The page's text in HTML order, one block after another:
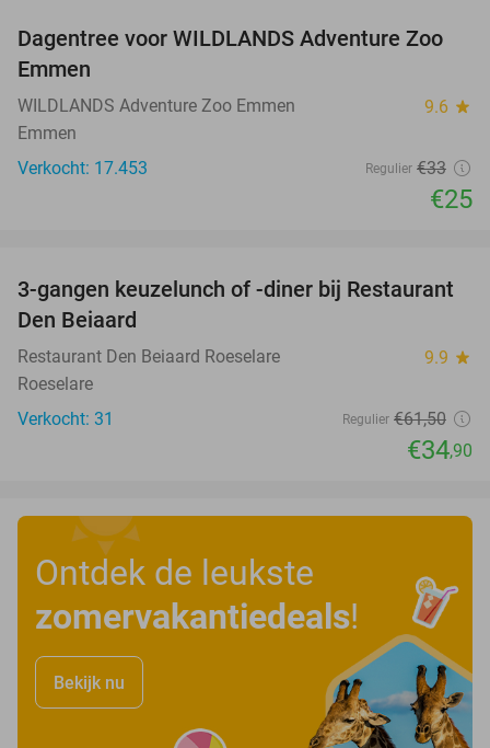
24%
Dagentree voor WILDLANDS Adventure Zoo
Emmen
WILDLANDS Adventure Zoo Emmen 9.6 star
Emmen
Verkocht: 17.453
Regulier €33
€25
43%
3-gangen keuzelunch of -diner bij Restaurant
Den Beiaard
Restaurant Den Beiaard Roeselare 9.9 star
Roeselare
Verkocht: 31
Regulier €61,50
€34,90
Ontdek de leukste
zomervakantiedeals!
Bekijk nu